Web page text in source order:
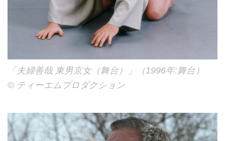
「夫婦善哉 東男京女（舞台）」（1996年:舞台）
© ティーエムプロダクション